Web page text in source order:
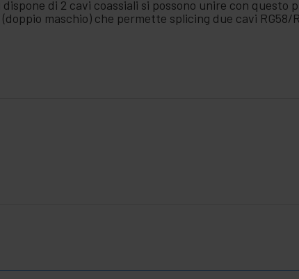
di 2 cavi coassiali si possono unire con questo
maschio) che permette splicing due cavi RG58/